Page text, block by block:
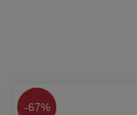
-67%